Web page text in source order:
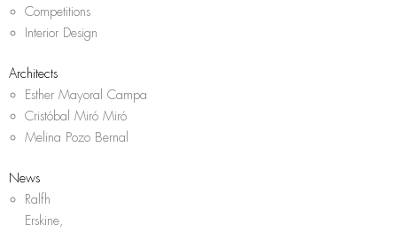
Competitions
Interior Design
Architects
Esther Mayoral Campa
Cristóbal Miró Miró
Melina Pozo Bernal
News
Ralfh
Erskine,